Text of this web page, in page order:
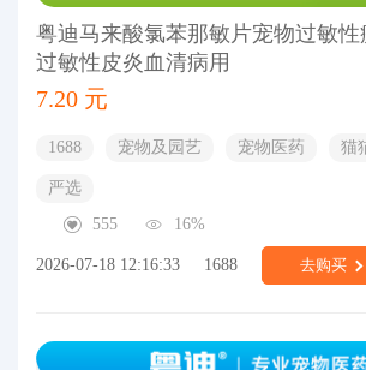
粤迪马来酸氯苯那敏片宠物过敏性
过敏性皮炎血清病用
7.20 元
1688 宠物及园艺 宠物医药 猫
严选
555
16%
2026-07-18 12:16:33 1688 去购买